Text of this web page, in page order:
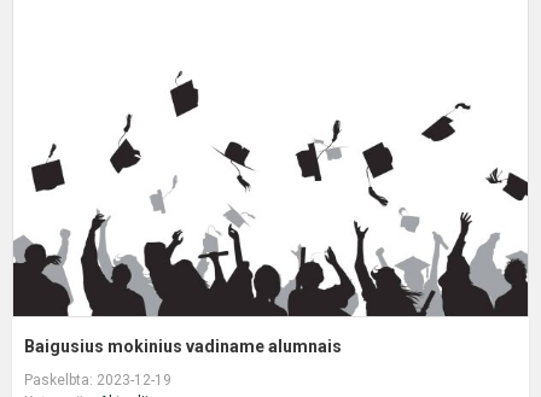
Baigusius mokinius vadiname alumnais
Paskelbta: 2023-12-19